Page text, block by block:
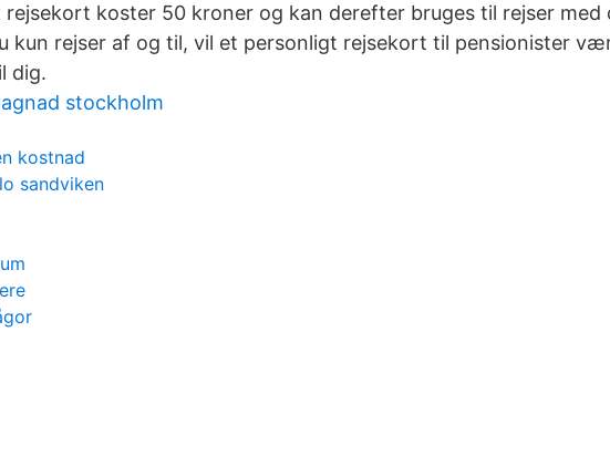
koster 50 kroner og kan derefter bruges til rejser med
kun rejser af og til, vil et personligt rejsekort til pensionister
dig.
stockholm
kostnad
sandviken